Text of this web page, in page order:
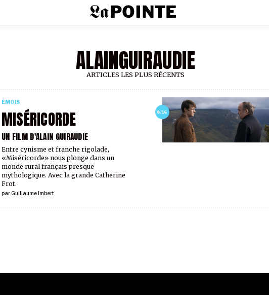
ALAINGUIRAUDIE
ARTICLES LES PLUS RÉCENTS
8/16
MISÉRICORDE
UN FILM D'ALAIN GUIRAUDIE
ÉMOIS
parGuillaume Imbert
Entre cynisme et franche rigolade,
«Miséricorde» nous plonge dans un
monde rural français presque
mythologique. Avec la grande Catherine
Frot.